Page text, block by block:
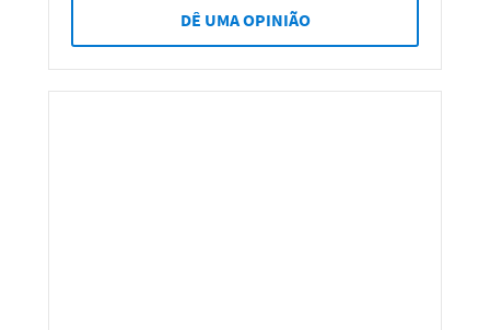
DÊ UMA OPINIÃO